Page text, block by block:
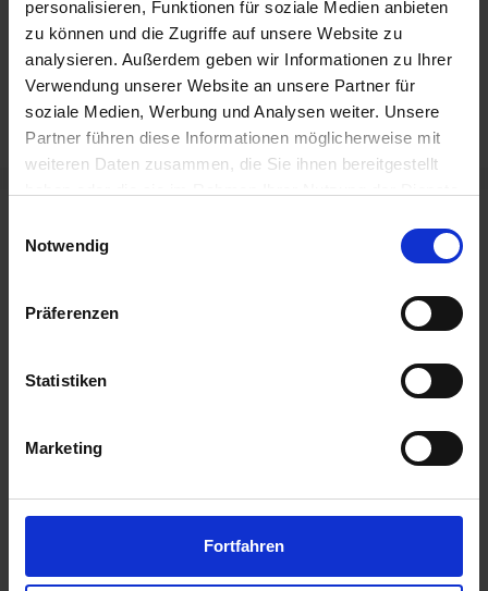
personalisieren, Funktionen für soziale Medien anbieten
zu können und die Zugriffe auf unsere Website zu
analysieren. Außerdem geben wir Informationen zu Ihrer
Verwendung unserer Website an unsere Partner für
soziale Medien, Werbung und Analysen weiter. Unsere
Partner führen diese Informationen möglicherweise mit
weiteren Daten zusammen, die Sie ihnen bereitgestellt
Notwendig
Präferenzen
Statistiken
Marketing
Fortfahren
Heimat modern verbinden: Neue Bike-
Hotels in Baal eröffnet
Fahrradparkhaus Bedburg eröffnet – mit
unserer Zugangstechnik
Neueste Beiträge
unserer Zugangstechnik
Mehr Komfort und Sicherheit am Flughafen
Heimat modern verbinden: Neue Bike-
15. Mai 2026
Afterwork, das verbindet: Bowling & Dart im
Team